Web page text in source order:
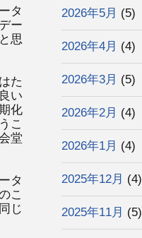
タ
ー
思
た
い
化
こ
堂
タ
こ
じ
2026年5月 (5)
2026年4月 (4)
2026年3月 (5)
2026年2月 (4)
2026年1月 (4)
2025年12月 (4)
2025年11月 (5)